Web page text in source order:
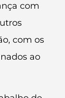
com
com os
ao